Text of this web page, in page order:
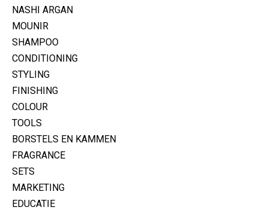
NASHI ARGAN
MOUNIR
SHAMPOO
CONDITIONING
STYLING
FINISHING
COLOUR
TOOLS
BORSTELS EN KAMMEN
FRAGRANCE
SETS
MARKETING
EDUCATIE